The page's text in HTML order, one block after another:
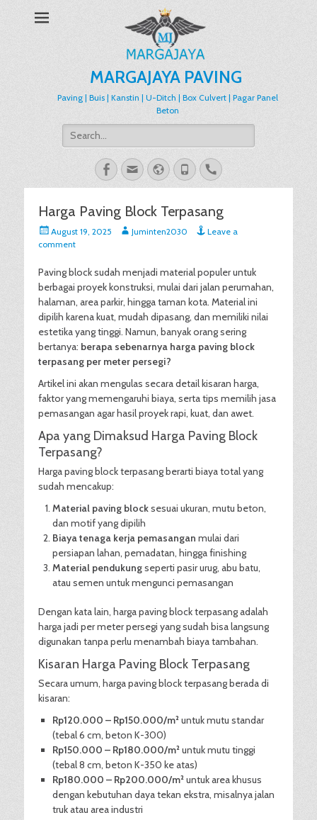
MARGAJAYA PAVING
Paving | Buis | Kanstin | U-Ditch | Box Culvert | Pagar Panel
Beton
Search
for:
Facebook
EmailWebsite
PhoneHandset
Harga Paving Block Terpasang
Posted
on
August 19, 2025 AuthorJuminten2030
Leave a
comment
Paving block sudah menjadi material populer untuk
berbagai proyek konstruksi, mulai dari jalan perumahan,
halaman, area parkir, hingga taman kota. Material ini
dipilih karena kuat, mudah dipasang, dan memiliki nilai
estetika yang tinggi. Namun, banyak orang sering
bertanya: berapa sebenarnya harga paving block
terpasang per meter persegi?
Artikel ini akan mengulas secara detail kisaran harga,
faktor yang memengaruhi biaya, serta tips memilih jasa
pemasangan agar hasil proyek rapi, kuat, dan awet.
Apa yang Dimaksud Harga Paving Block
Terpasang?
Harga paving block terpasang berarti biaya total yang
sudah mencakup:
Material paving blocksesuai ukuran, mutu beton,
dan motif yang dipilih
Biaya tenaga kerja pemasangan mulai dari
persiapan lahan, pemadatan, hingga finishing
Material pendukungseperti pasir urug, abu batu,
atau semen untuk mengunci pemasangan
Dengan kata lain, harga paving block terpasang adalah
harga jadi per meter persegi yang sudah bisa langsung
digunakan tanpa perlu menambah biaya tambahan.
Kisaran Harga Paving Block Terpasang
Secara umum, harga paving block terpasang berada di
kisaran:
Rp120.000 – Rp150.000/m²untuk mutu standar
(tebal 6 cm, beton K-300)
Rp150.000 – Rp180.000/m²untuk mutu tinggi
(tebal 8 cm, beton K-350 ke atas)
Rp180.000 – Rp200.000/m²untuk area khusus
dengan kebutuhan daya tekan ekstra, misalnya jalan
truk atau area industri